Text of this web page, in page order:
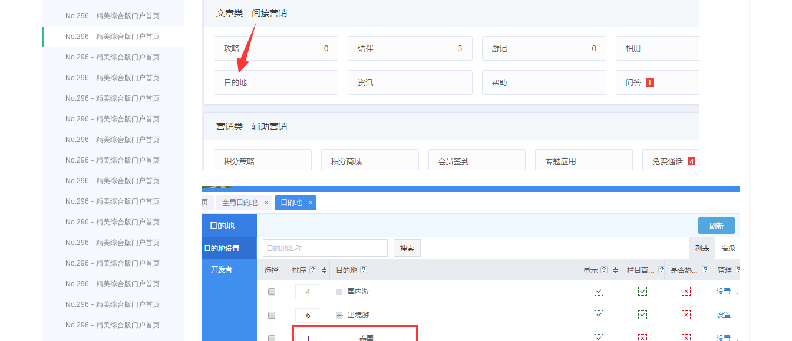
顶部广告
No.296－精美综合版门户首页
logo设置
No.296－精美综合版门户首页
搜索设置
No.296－精美综合版门户首页
客服电话设置
No.296－精美综合版门户首页
主导航设置
No.296－精美综合版门户首页
自定义导航设置
No.296－精美综合版门户首页
轮播广告设置
No.296－精美综合版门户首页
线路设置
No.296－精美综合版门户首页
酒店设置
No.296－精美综合版门户首页
户外活动设置
No.296－精美综合版门户首页
景点门票设置
No.296－精美综合版门户首页
租车设置
No.296－精美综合版门户首页
邮轮设置
No.296－精美综合版门户首页
团购设置
No.296－精美综合版门户首页
导游设置
No.296－精美综合版门户首页
签证设置
No.296－精美综合版门户首页